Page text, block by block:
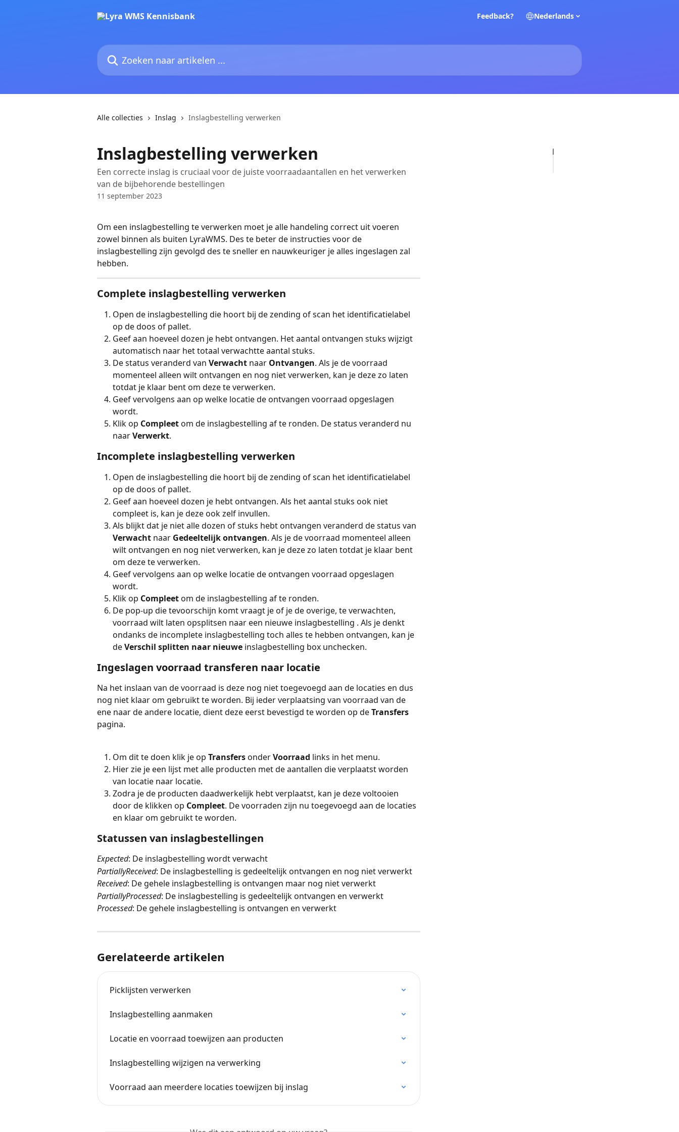
Feedback? Nederlands
Zoeken naar artikelen ...
Alle collecties Inslag Inslagbestelling verwerken
Inslagbestelling verwerken
Een correcte inslag is cruciaal voor de juiste voorraadaantallen en het verwerken
van de bijbehorende bestellingen
11 september 2023
Om een inslagbestelling te verwerken moet je alle handeling correct uit voeren
zowel binnen als buiten LyraWMS. Des te beter de instructies voor de
inslagbestelling zijn gevolgd des te sneller en nauwkeuriger je alles ingeslagen zal
hebben.
Complete inslagbestelling verwerken
Open de inslagbestelling die hoort bij de zending of scan het identificatielabel
op de doos of pallet.
Geef aan hoeveel dozen je hebt ontvangen. Het aantal ontvangen stuks wijzigt
automatisch naar het totaal verwachtte aantal stuks.
De status veranderd van Verwacht naar Ontvangen. Als je de voorraad
momenteel alleen wilt ontvangen en nog niet verwerken, kan je deze zo laten
totdat je klaar bent om deze te verwerken.
Geef vervolgens aan op welke locatie de ontvangen voorraad opgeslagen
wordt.
Klik op Compleet om de inslagbestelling af te ronden. De status veranderd nu
naar Verwerkt.
Incomplete inslagbestelling verwerken
Open de inslagbestelling die hoort bij de zending of scan het identificatielabel
op de doos of pallet.
Geef aan hoeveel dozen je hebt ontvangen. Als het aantal stuks ook niet
compleet is, kan je deze ook zelf invullen.
Als blijkt dat je niet alle dozen of stuks hebt ontvangen veranderd de status van
Verwacht naar Gedeeltelijk ontvangen. Als je de voorraad momenteel alleen
wilt ontvangen en nog niet verwerken, kan je deze zo laten totdat je klaar bent
om deze te verwerken.
Geef vervolgens aan op welke locatie de ontvangen voorraad opgeslagen
wordt.
Klik op Compleet om de inslagbestelling af te ronden.
De pop-up die tevoorschijn komt vraagt je of je de overige, te verwachten,
voorraad wilt laten opsplitsen naar een nieuwe inslagbestelling . Als je denkt
ondanks de incomplete inslagbestelling toch alles te hebben ontvangen, kan je
de Verschil splitten naar nieuwe inslagbestelling box unchecken.
Ingeslagen voorraad transferen naar locatie
Na het inslaan van de voorraad is deze nog niet toegevoegd aan de locaties en dus
nog niet klaar om gebruikt te worden. Bij ieder verplaatsing van voorraad van de
ene naar de andere locatie, dient deze eerst bevestigd te worden op de Transfers
pagina.
Om dit te doen klik je op Transfers onder Voorraad links in het menu.
Hier zie je een lijst met alle producten met de aantallen die verplaatst worden
van locatie naar locatie.
Zodra je de producten daadwerkelijk hebt verplaatst, kan je deze voltooien
door de klikken op Compleet. De voorraden zijn nu toegevoegd aan de locaties
en klaar om gebruikt te worden.
Statussen van inslagbestellingen
Expected: De inslagbestelling wordt verwacht
PartiallyReceived: De inslagbestelling is gedeeltelijk ontvangen en nog niet verwerkt
Received: De gehele inslagbestelling is ontvangen maar nog niet verwerkt
PartiallyProcessed: De inslagbestelling is gedeeltelijk ontvangen en verwerkt
Processed: De gehele inslagbestelling is ontvangen en verwerkt
Gerelateerde artikelen
Picklijsten verwerken
Inslagbestelling aanmaken
Locatie en voorraad toewijzen aan producten
Inslagbestelling wijzigen na verwerking
Voorraad aan meerdere locaties toewijzen bij inslag